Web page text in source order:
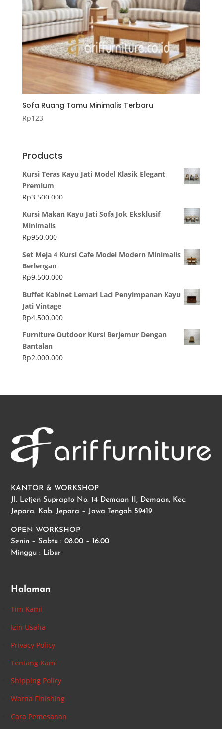
Sofa Ruang Tamu Minimalis Terbaru
Rp123
Products
Kursi Teras Kayu Jati Model Klasik Elegant
Premium
Rp3.500.000
Kursi Makan Kayu Jati Sofa Jok Eksklusif
Minimalis
Rp950.000
Set Meja 4 Kursi Cafe Model Modern Minimalis
Berlengan
Rp9.500.000
Buffet Kabinet Lemari Laci Penyimpanan Kayu
Jati Vintage
Rp4.500.000
Furniture Outdoor Kursi Berjemur Dengan
Bantalan
Rp2.000.000
KANTOR & WORKSHOP
Jl. Letjen Suprapto No. 14 Demaan II, Demaan, Kec.
Jepara. Kab. Jepara – Jawa Tengah 59419
OPEN WORKSHOP
Senin – Sabtu : 08.00 – 16.00
Minggu : Libur
Halaman
Tim Kami
Izin Usaha
Privacy Policy
Tentang Kami
Shipping Policy
Warna Finishing
Cara Pemesanan